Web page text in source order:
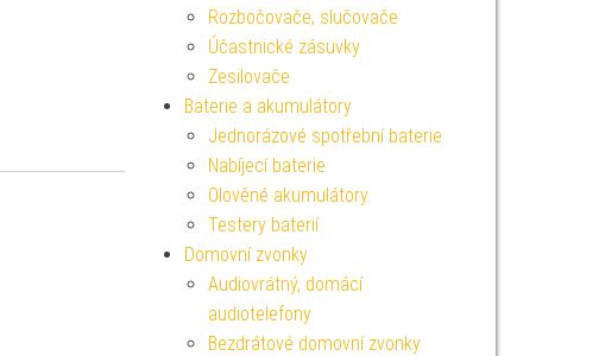
Rozbočovače, slučovače
Účastnické zásuvky
Zesilovače
Baterie a akumulátory
Jednorázové spotřební baterie
Nabíjecí baterie
Olověné akumulátory
Testery baterií
Domovní zvonky
Audiovrátný, domácí
audiotelefony
Bezdrátové domovní zvonky